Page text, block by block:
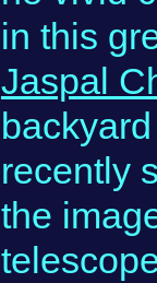
in this
Jaspal
recently
the